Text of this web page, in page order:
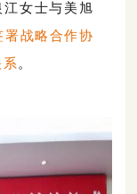
女士与美旭
署战略合作协
。